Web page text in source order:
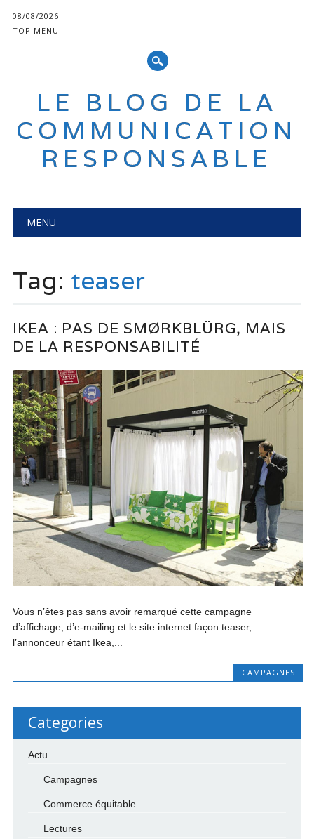
08/08/2026
TOP MENU
LE BLOG DE LA
COMMUNICATION
RESPONSABLE
Main menu
MENU
Tag: teaser
IKEA : PAS DE SMØRKBLÜRG, MAIS
DE LA RESPONSABILITÉ
Vous n’êtes pas sans avoir remarqué cette campagne
d’affichage, d’e-mailing et le site internet façon teaser,
l’annonceur étant Ikea,...
CAMPAGNES
Categories
Actu
Campagnes
Commerce équitable
Lectures